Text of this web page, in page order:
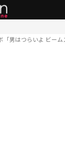
男はつらいよ ビーム